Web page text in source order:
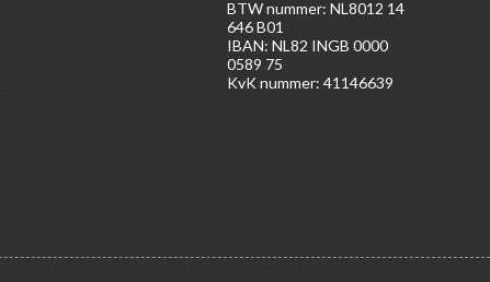
BTW nummer: NL8012 14
646 B01
IBAN: NL82 INGB 0000
0589 75
KvK nummer: 41146639